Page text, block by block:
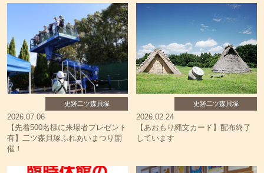
史跡二ツ森貝塚
2026.07.06
【先着500名様に来場者プレゼント
有】二ツ森貝塚ふれあいまつり開
催！
史跡二ツ森貝塚
2026.02.24
【あおもり縄文カード】配布終了
しています